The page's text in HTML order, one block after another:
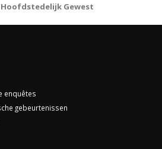
Hoofdstedelijk Gewest
enquêtes
gebeurtenissen